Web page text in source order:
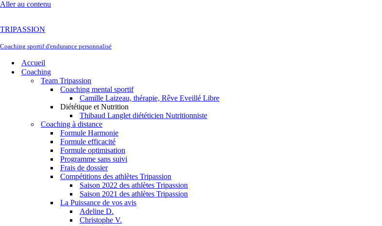
Aller au contenu
TRIPASSION
Coaching sportif d'endurance personnalisé
Accueil
Coaching
Team Tripassion
Coaching mental sportif
Camille Laizeau, thérapie, Rêve Eveillé Libre
Diététique et Nutrition
Thibaud Langlet diététicien Nutritionniste
Coaching à distance
Formule Harmonie
Formule efficacité
Formule optimisation
Programme sans suivi
Frais de dossier
Compétitions des athlètes Tripassion
Saison 2022 des athlètes Tripassion
Saison 2021 des athlètes Tripassion
La Puissance de vos avis
Adeline D.
Christophe V.